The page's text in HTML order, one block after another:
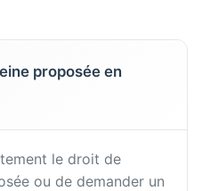
proposée en
le droit de
ou de demander un